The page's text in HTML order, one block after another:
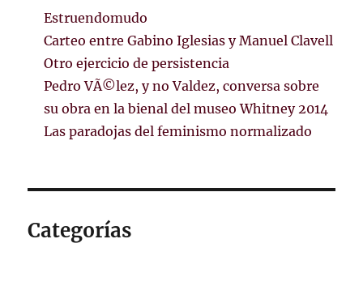
Estruendomudo
Carteo entre Gabino Iglesias y Manuel Clavell
Otro ejercicio de persistencia
Pedro VÃ©lez, y no Valdez, conversa sobre
su obra en la bienal del museo Whitney 2014
Las paradojas del feminismo normalizado
Categorías